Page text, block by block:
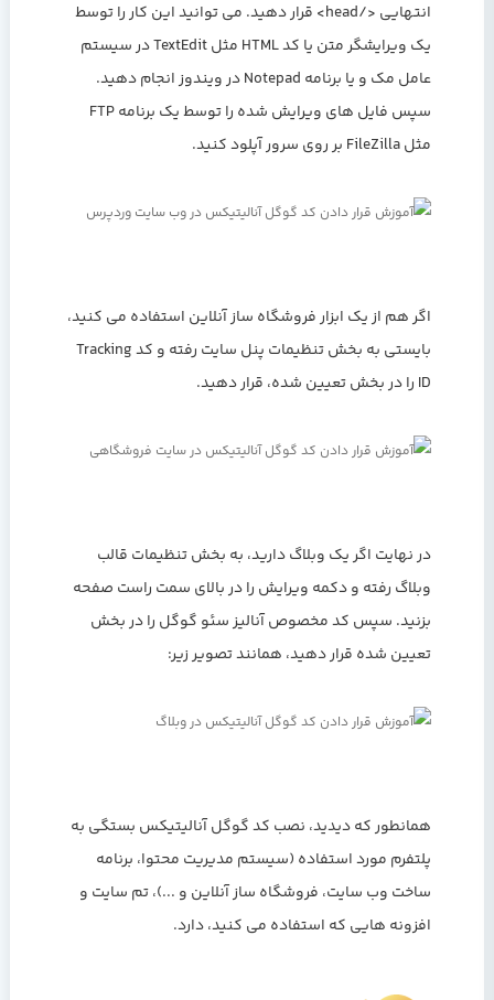
انتهایی </head> قرار دهید. می توانید این کار را توسط
یک ویرایشگر متن یا کد HTML مثل TextEdit در سیستم
عامل مک و یا برنامه Notepad در ویندوز انجام دهید.
سپس فایل های ویرایش شده را توسط یک برنامه FTP
مثل FileZilla بر روی سرور آپلود کنید.
اگر هم از یک ابزار فروشگاه ساز آنلاین استفاده می کنید،
بایستی به بخش تنظیمات پنل سایت رفته و کد Tracking
ID را در بخش تعیین شده، قرار دهید.
در نهایت اگر یک وبلاگ دارید، به بخش تنظیمات قالب
وبلاگ رفته و دکمه ویرایش را در بالای سمت راست صفحه
بزنید. سپس کد مخصوص آنالیز سئو گوگل را در بخش
تعیین شده قرار دهید، همانند تصویر زیر:
همانطور که دیدید، نصب کد گوگل آنالیتیکس بستگی به
پلتفرم مورد استفاده (سیستم مدیریت محتوا، برنامه
ساخت وب سایت، فروشگاه ساز آنلاین و ...)، تم سایت و
افزونه هایی که استفاده می کنید، دارد.